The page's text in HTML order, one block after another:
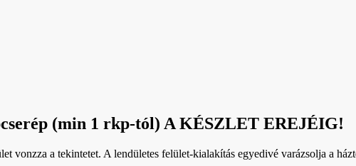
(min 1 rkp-tól) A KÉSZLET EREJÉIG!
vonzza a tekintetet. A lendületes felület-kialakítás egyedivé varázsolja a